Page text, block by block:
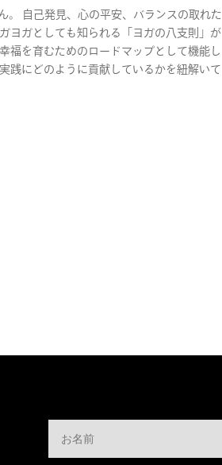
。 自己発見、心の平安、バランスの取れた
ヨガとしても知られる「ヨガの八支則」が
福を育むためのロードマップとして機能し
践にどのように貢献しているかを紐解いて